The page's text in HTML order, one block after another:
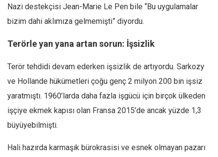
Nazi destekçisi Jean-Marie Le Pen bile “Bu uygulamalar
bizim dahi aklımıza gelmemişti” diyordu.
Terörle yan yana artan sorun: İşsizlik
Terör tehdidi devam ederken işsizlik de artıyordu. Sarkozy
ve Hollande hükümetleri çoğu genç 2 milyon 200 bin işsiz
yaratmıştı. 1960’larda daha fazla işgücü için birçok ülkeden
işçiye ekmek kapısı olan Fransa 2015’de ancak yüzde 1,3
büyüyebilmişti.
Hali hazırda karmaşık bürokrasisi ve esnek olmayan pazarı